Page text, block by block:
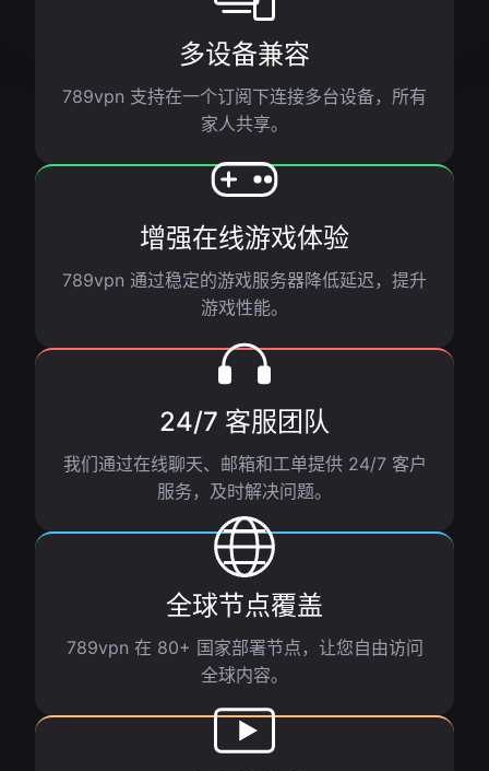
多设备兼容
789vpn 支持在一个订阅下连接多台设备，所有
家人共享。
增强在线游戏体验
789vpn 通过稳定的游戏服务器降低延迟，提升
游戏性能。
24/7 客服团队
我们通过在线聊天、邮箱和工单提供 24/7 客户
服务，及时解决问题。
全球节点覆盖
789vpn 在 80+ 国家部署节点，让您自由访问
全球内容。